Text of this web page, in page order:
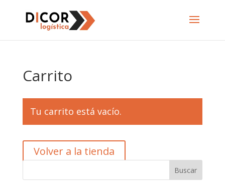
Carrito
Tu carrito está vacío.
Volver a la tienda